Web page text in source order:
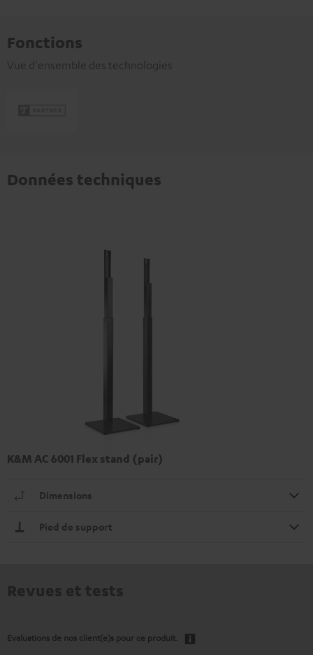
Fonctions
Vue d'ensemble des technologies
Données techniques
K&M AC 6001 Flex stand (pair)
Dimensions
Pied de support
Evaluations de nos client(e)s pour ce produit.